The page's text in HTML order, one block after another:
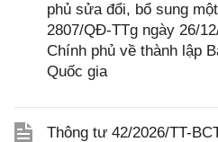
phủ sửa đổi, bổ sung
2807/QĐ-TTg ngày 26/
Chính phủ về thành lập
Quốc gia
Thông tư 42/2026/TT-